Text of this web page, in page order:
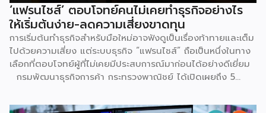
‘แฟรนไชส์’ ตอบโจทย์คนไม่เคยทำธุรกิจอย่างไร
ให้เริ่มต้นง่าย-ลดความเสี่ยงขาดทุน
การเริ่มต้นทำธุรกิจสำหรับมือใหม่อาจฟังดูเป็นเรื่องท้าทายและเต็ม
ไปด้วยความเสี่ยง แต่ระบบธุรกิจ “แฟรนไชส์” ถือเป็นหนึ่งในทาง
เลือกที่ตอบโจทย์ผู้ที่ไม่เคยมีประสบการณ์มาก่อนได้อย่างดีเยี่ยม
กรมพัฒนาธุรกิจการค้า กระทรวงพาณิชย์ ได้เปิดเผยถึง 5
การลงทุนที่น่าสนใจและช่วยลดอุปสรรคสำหรับผู้เริ่มต้นได้อย่างมี